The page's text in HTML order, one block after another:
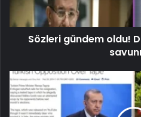
Sözleri gündem oldu!